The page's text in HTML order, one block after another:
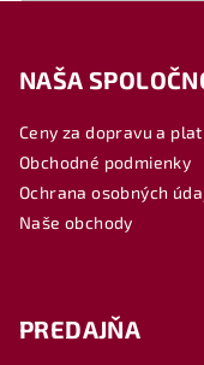
NAŠA
Ceny za dopravu a
Obchodné podmienky
Ochrana osobných
Naše obchody
PREDAJŇA